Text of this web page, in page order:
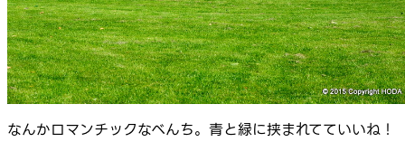
なんかロマンチックなべんち。青と緑に挟まれてていいね！